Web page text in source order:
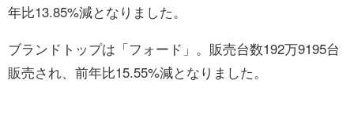
年比13.85%減となりました。
ブランドトップは「フォード」。販売台数192万9195台
販売され、前年比15.55%減となりました。